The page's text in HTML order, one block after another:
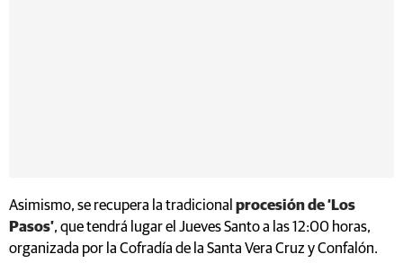
Asimismo, se recupera la tradicional procesión de ‘Los
Pasos’, que tendrá lugar el Jueves Santo a las 12:00 horas,
organizada por la Cofradía de la Santa Vera Cruz y Confalón.